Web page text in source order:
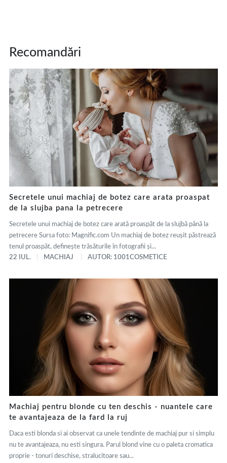
Recomandări
Secretele unui machiaj de botez care arata proaspat
de la slujba pana la petrecere
Secretele unui machiaj de botez care arată proaspăt de la slujbă până la
petrecere Sursa foto: Magnific.com Un machiaj de botez reușit păstrează
tenul proaspăt, definește trăsăturile în fotografii și...
22 IUL.
MACHIAJ AUTOR: 1001COSMETICE
Machiaj pentru blonde cu ten deschis - nuantele care
te avantajeaza de la fard la ruj
Daca esti blonda si ai observat ca unele tendinte de machiaj pur si simplu
nu te avantajeaza, nu esti singura. Parul blond vine cu o paleta cromatica
proprie - tonuri deschise, stralucitoare sau...